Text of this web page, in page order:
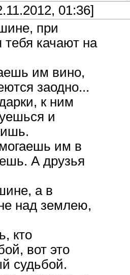
01:36]
при
тебя качают на
им вино,
заодно...
к ним
и
им в
А друзья
а в
над землею,
кто
вот это
судьбой.